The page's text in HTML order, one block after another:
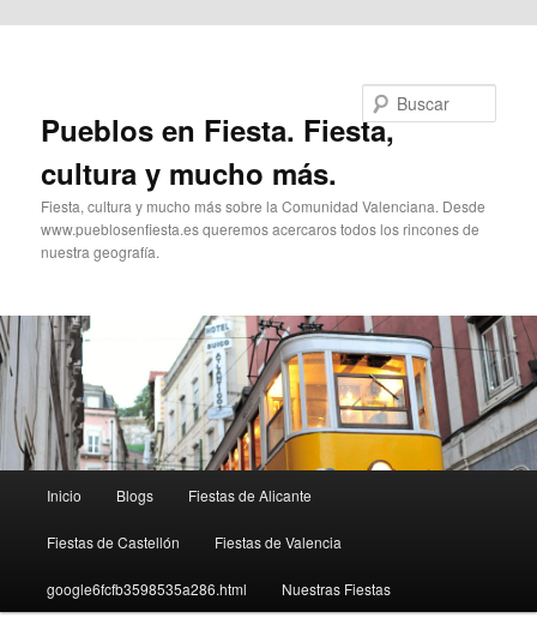
Pueblos en Fiesta. Fiesta,
cultura y mucho más.
Fiesta, cultura y mucho más sobre la Comunidad Valenciana. Desde
www.pueblosenfiesta.es queremos acercaros todos los rincones de
nuestra geografía.
principal
Inicio Blogs Fiestas de Alicante
Fiestas de Castellón Fiestas de Valencia
google6fcfb3598535a286.html Nuestras Fiestas